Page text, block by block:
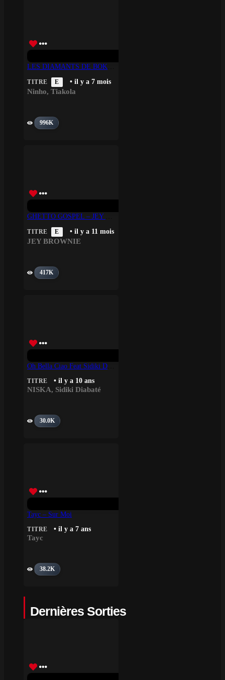
TITRE E • il y a 7 mois
Ninho, Tiakola
996K
TITRE E • il y a 11 mois
JEY BROWNIE
417K
TITRE • il y a 10 ans
NISKA, Sidiki Diabaté
30.0K
Tayc – Sur Moi
TITRE • il y a 7 ans
Tayc
38.2K
Dernières Sorties